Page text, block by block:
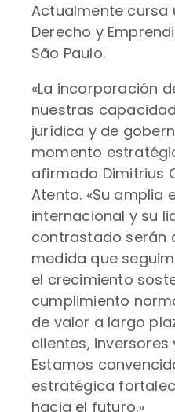
Actualmente cursa
Derecho y
São Paulo.
«La incorporación
nuestras
jurídica y de
momento
afirmado Dimitrius
Atento. «Su amplia
internacional y su
contrastado serán
medida que
el crecimiento
cumplimiento
de valor a largo
clientes, inversores
Estamos
estratégica
hacia el futuro.»